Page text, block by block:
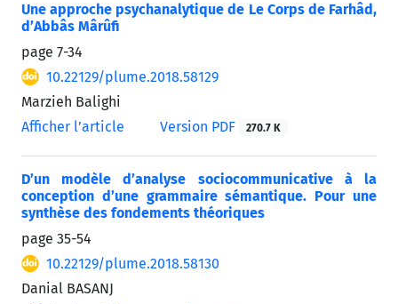
Une approche psychanalytique de Le Corps de Farhâd,
d’Abbâs Mârûfi
page 7-34
10.22129/plume.2018.58129
Marzieh Balighi
Afficher l’article
Version PDF 270.7 K
D’un modèle d’analyse sociocommunicative à la
conception d’une grammaire sémantique. Pour une
synthèse des fondements théoriques
page 35-54
10.22129/plume.2018.58130
Danial BASANJ